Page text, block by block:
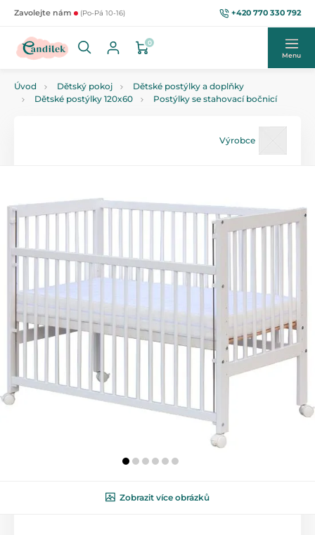
Zavolejte nám (Po-Pá 10-16) +420 770 330 792
0
Menu
Úvod Dětský pokoj
Dětské postýlky a doplňky
Dětské postýlky 120x60
Postýlky se stahovací bočnicí
Výrobce
Zobrazit více obrázků